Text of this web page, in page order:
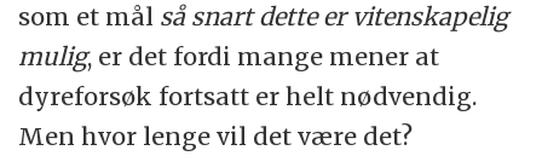
som et mål så snart dette er vitenskapelig
mulig, er det fordi mange mener at
dyreforsøk fortsatt er helt nødvendig.
Men hvor lenge vil det være det?